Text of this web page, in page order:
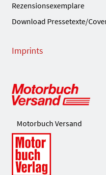
Rezensionsexemplare
Download Pressetexte/
Imprints
Motorbuch Versand